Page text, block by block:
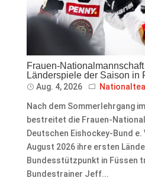
Frauen-
Länderspiele der Saison in
Aug. 4, 2026
Nach dem Sommerlehrgang
bestreitet die Frauen-
Deutschen Eishockey-Bund e.
August 2026 ihre ersten
Bundesstützpunkt in Füssen
Bundestrainer Jeff...